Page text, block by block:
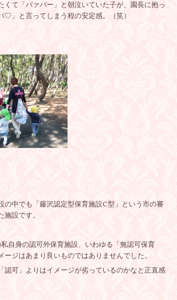
くて「バァバー」と朝泣いていた子が、園長に抱っ
♡」と言ってしまう程の安定感。（笑）
の中でも「藤沢認定型保育施設C型」という市の審
設です。
自身の認可外保育施設、いわゆる「無認可保育
ージはあまり良いものではありませんでした。
認可」よりはイメージが劣っているのかなと正直感